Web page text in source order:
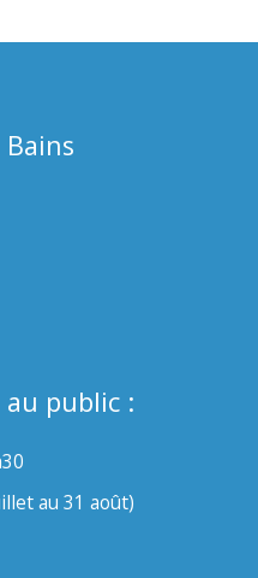
au public :
au 31 août)